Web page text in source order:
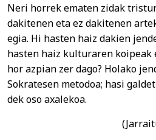
Neri horrek ematen zidak
dakitenen eta ez dakitenen
egia. Hi hasten haiz dakien
hasten haiz kulturaren koipeak
hor azpian zer dago? Holako
Sokratesen metodoa; hasi
dek oso axalekoa.